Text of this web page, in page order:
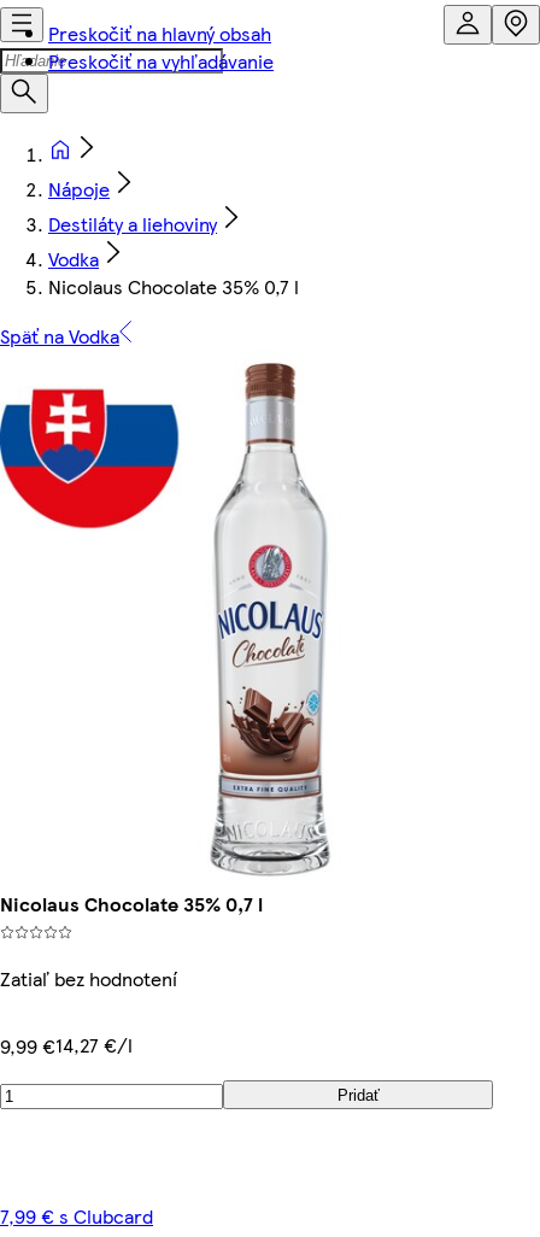
Preskočiť na hlavný obsah
Preskočiť na vyhľadávanie
Nápoje
Destiláty a liehoviny
Vodka
Nicolaus Chocolate 35% 0,7 l
Späť na Vodka
Nicolaus Chocolate 35% 0,7 l
Zatiaľ bez hodnotení
9,99 €14,27 €/l
Pridať
7,99 € s Clubcard